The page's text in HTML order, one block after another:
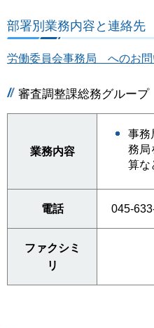
部署別業務内容と連絡先
労働委員会事務局 へのお問
審査調整課総務グループ
業務内容
事務
務局
算な
電話 045-
ファクシミ
リ